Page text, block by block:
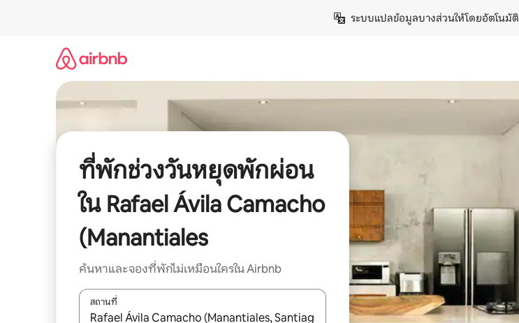
ระบบแปลข้อมูลบางส่วนให้โดยอัตโนมัติ
ที่พักช่วงวันหยุดพักผ่อน
ใน Rafael Ávila Camacho
(Manantiales
ค้นหาและจองที่พักไม่เหมือนใครใน Airbnb
สถานที่
ใช้ลูกศรขึ้นลง หรือใช้การสัมผัสหรือปัด เพื่อสำรวจผลการค้นหา